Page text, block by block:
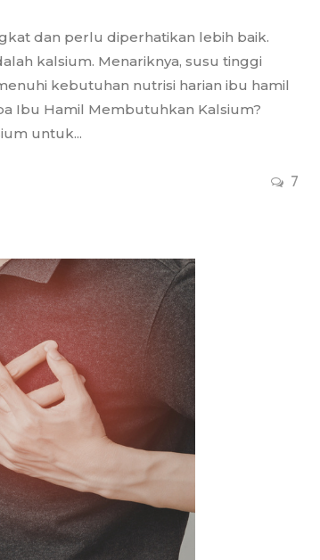
7
dan perlu diperhatikan lebih baik.
kalsium. Menariknya, susu tinggi
kebutuhan nutrisi harian ibu hamil
Ibu Hamil Membutuhkan Kalsium?
untuk...